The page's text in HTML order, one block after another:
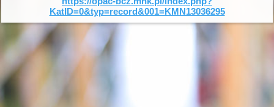
KatID=0&typ=record&001=KMN13036295